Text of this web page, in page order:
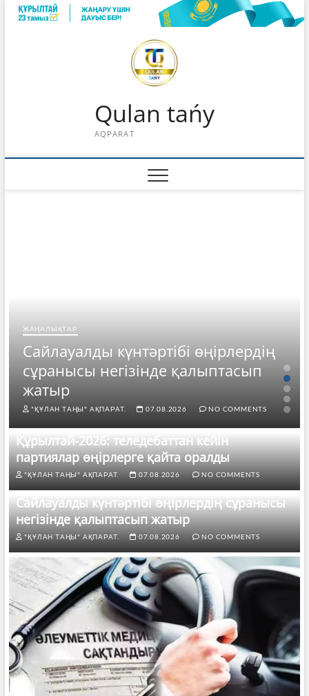
Skip
Qulan tańy
AQPARAT
ЖАҢАЛЫҚТАР
Сайлауалды күнтәртібі өңірлердің
сұранысы негізінде қалыптасып
жатыр
"ҚҰЛАН ТАҢЫ" АҚПАРАТ. 07.08.2026 NO COMMENTS
Құрылтай-2026: теледебаттан кейін
партиялар өңірлерге қайта оралды
"ҚҰЛАН ТАҢЫ" АҚПАРАТ. 07.08.2026 NO COMMENTS
Сайлауалды күнтәртібі өңірлердің сұранысы
негізінде қалыптасып жатыр
"ҚҰЛАН ТАҢЫ" АҚПАРАТ. 07.08.2026 NO COMMENTS